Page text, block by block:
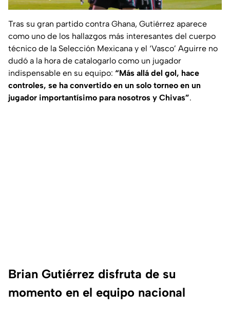
Tras su gran partido contra Ghana, Gutiérrez aparece
como uno de los hallazgos más interesantes del cuerpo
técnico de la Selección Mexicana y el ‘Vasco’ Aguirre no
dudó a la hora de catalogarlo como un jugador
indispensable en su equipo: “Más allá del gol, hace
controles, se ha convertido en un solo torneo en un
jugador importantísimo para nosotros y Chivas”.
Brian Gutiérrez disfruta de su
momento en el equipo nacional